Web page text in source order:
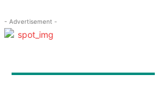
- Advertisement -